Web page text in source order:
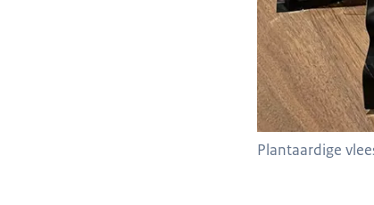
Plantaardige